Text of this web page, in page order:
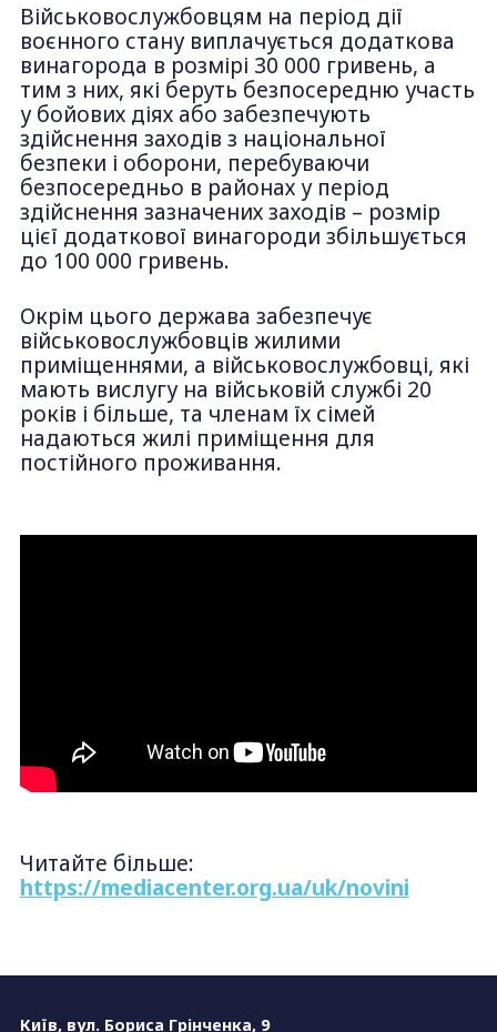
Військовослужбовцям на період дії
воєнного стану виплачується додаткова
винагорода в розмірі 30 000 гривень, а
тим з них, які беруть безпосередню участь
у бойових діях або забезпечують
здійснення заходів з національної
безпеки і оборони, перебуваючи
безпосередньо в районах у період
здійснення зазначених заходів – розмір
цієї додаткової винагороди збільшується
до 100 000 гривень.
Окрім цього держава забезпечує
військовослужбовців жилими
приміщеннями, а військовослужбовці, які
мають вислугу на військовій службі 20
років і більше, та членам їх сімей
надаються жилі приміщення для
постійного проживання.
Читайте більше:
https://mediacenter.org.ua/uk/novini
Київ, вул. Бориса Грінченка, 9